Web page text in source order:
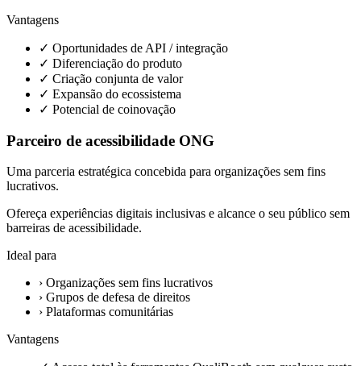
Vantagens
✓ Oportunidades de API / integração
✓ Diferenciação do produto
✓ Criação conjunta de valor
✓ Expansão do ecossistema
✓ Potencial de coinovação
Parceiro de acessibilidade ONG
Uma parceria estratégica concebida para organizações sem fins
lucrativos.
Ofereça experiências digitais inclusivas e alcance o seu público sem
barreiras de acessibilidade.
Ideal para
› Organizações sem fins lucrativos
› Grupos de defesa de direitos
› Plataformas comunitárias
Vantagens